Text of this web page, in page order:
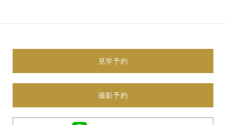
24
[Sun]
見学会
見学予約
撮影予約